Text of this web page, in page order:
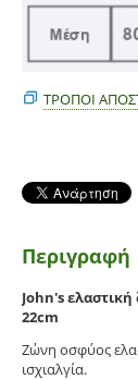
ΤΡΌΠΟΙ
Περιγραφή
John's
22cm
Ζώνη οσφύος
ισχιαλγία.